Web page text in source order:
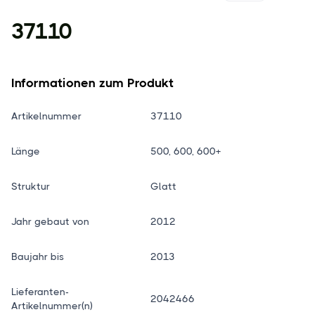
37110
Informationen zum Produkt
Artikelnummer 37110
Länge 500, 600, 600+
Struktur Glatt
Jahr gebaut von 2012
Baujahr bis 2013
Lieferanten-
Artikelnummer(n)
2042466